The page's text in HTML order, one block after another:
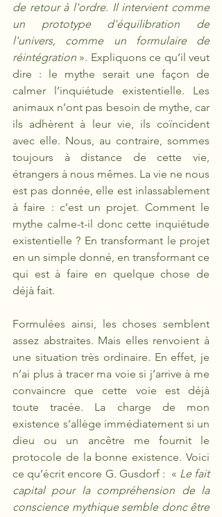
de retour à l'ordre. Il intervient comme
un prototype d'équilibration de
l'univers, comme un formulaire de
réintégration ». Expliquons ce qu’il veut
dire : le mythe serait une façon de
calmer l’inquiétude existentielle. Les
animaux n’ont pas besoin de mythe, car
ils adhèrent à leur vie, ils coïncident
avec elle. Nous, au contraire, sommes
toujours à distance de cette vie,
étrangers à nous mêmes. La vie ne nous
est pas donnée, elle est inlassablement
à faire : c’est un projet. Comment le
mythe calme-t-il donc cette inquiétude
existentielle ? En transformant le projet
en un simple donné, en transformant ce
qui est à faire en quelque chose de
déjà fait.
Formulées ainsi, les choses semblent
assez abstraites. Mais elles renvoient à
une situation très ordinaire. En effet, je
n’ai plus à tracer ma voie si j’arrive à me
convaincre que cette voie est déjà
toute tracée. La charge de mon
existence s’allège immédiatement si un
dieu ou un ancêtre me fournit le
protocole de la bonne existence. Voici
ce qu’écrit encore G. Gusdorf :  « Le fait
capital pour la compréhension de la
conscience mythique semble donc être